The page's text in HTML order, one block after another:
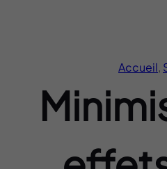
Accueil,